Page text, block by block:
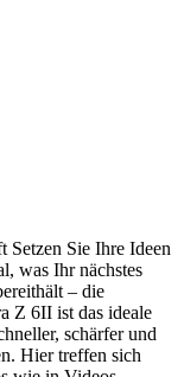
Setzen Sie Ihre Ideen
was Ihr nächstes
– die
Z 6II ist das ideale
schärfer und
Hier treffen sich